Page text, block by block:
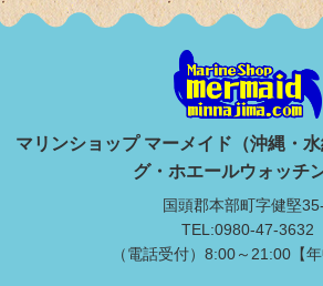
マリンショップ マーメイド（沖縄・
グ・ホエールウォッチ
国頭郡本部町字健堅
TEL:0980-47-3632
（電話受付）8:00～21:00【年